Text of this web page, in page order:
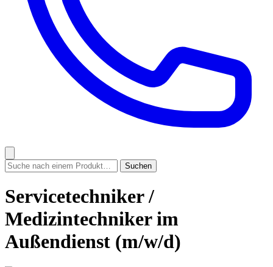
Servicetechniker /
Medizintechniker im
Außendienst (m/w/d)